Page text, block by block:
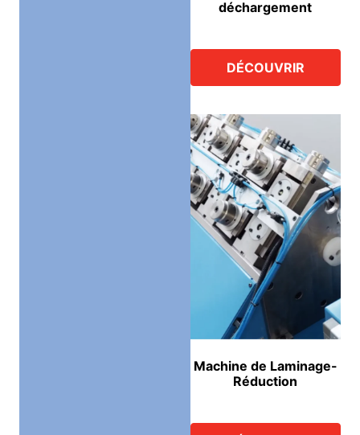
déchargement
DÉCOUVRIR
Machine de Laminage-
Réduction